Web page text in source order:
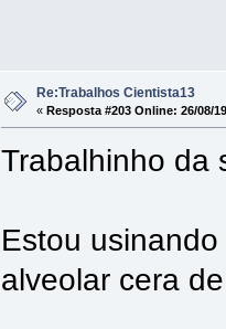
Re:Trabalhos Cientista13
«Resposta #203 Online: 26/08/
Trabalhinho
Estou
alveolar cera